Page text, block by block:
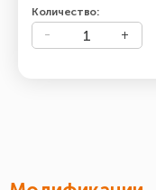
Количество: